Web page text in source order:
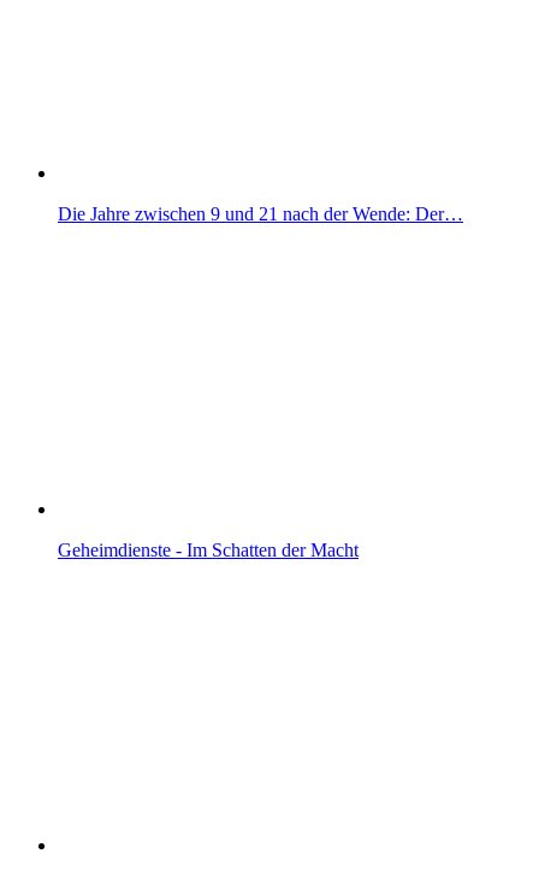
Die Jahre zwischen 9 und 21 nach der Wende: Der…
Geheimdienste - Im Schatten der Macht